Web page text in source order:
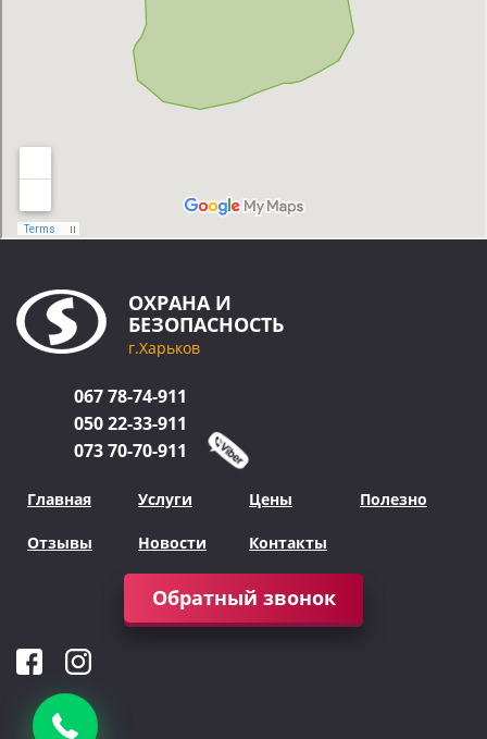
ОХРАНА И
БЕЗОПАСНОСТЬ
г.Харьков
06778-74-911
05022-33-911
07370-70-911
Главная Услуги Цены Полезно
Отзывы Новости Контакты
Обратный звонок